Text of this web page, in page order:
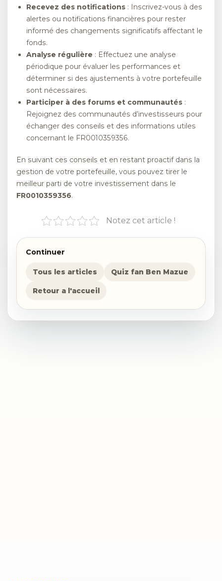
Recevez des notifications : Inscrivez-vous à des
alertes ou notifications financières pour rester
informé des changements significatifs affectant le
fonds.
Analyse régulière : Effectuez une analyse
périodique pour évaluer les performances et
déterminer si des ajustements à votre portefeuille
sont nécessaires.
Participer à des forums et communautés :
Rejoignez des communautés d’investisseurs pour
échanger des conseils et des informations utiles
concernant le FR0010359356.
En suivant ces conseils et en restant proactif dans la
gestion de votre portefeuille, vous pouvez tirer le
meilleur parti de votre investissement dans le
FR0010359356.
Notez cet article !
Continuer
Tous les articles Quiz fan Ben Mazue
Retour a l'accueil